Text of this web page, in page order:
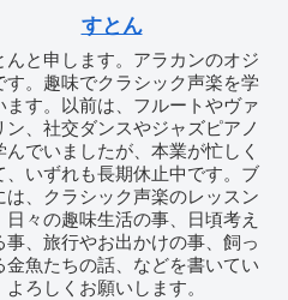
すとん
と申します。アラカンのオジ
す。趣味でクラシック声楽を学
ます。以前は、フルートやヴァ
ン、社交ダンスやジャズピアノ
んでいましたが、本業が忙しく
、いずれも長期休止中です。ブ
は、クラシック声楽のレッスン
日々の趣味生活の事、日頃考え
事、旅行やお出かけの事、飼っ
金魚たちの話、などを書いてい
よろしくお願いします。